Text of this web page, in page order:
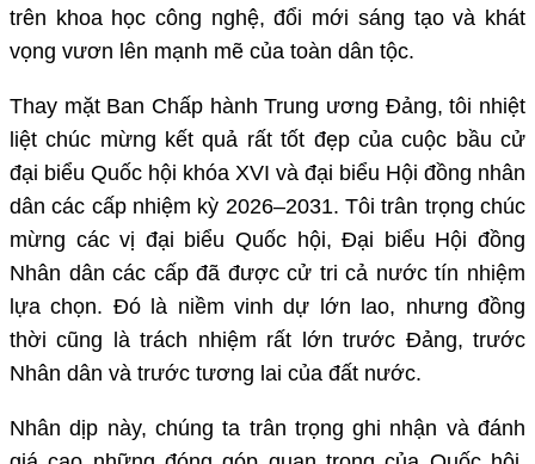
trên khoa học công nghệ, đổi mới sáng tạo và khát
vọng vươn lên mạnh mẽ của toàn dân tộc.
Thay mặt Ban Chấp hành Trung ương Đảng, tôi nhiệt
liệt chúc mừng kết quả rất tốt đẹp của cuộc bầu cử
đại biểu Quốc hội khóa XVI và đại biểu Hội đồng nhân
dân các cấp nhiệm kỳ 2026–2031. Tôi trân trọng chúc
mừng các vị đại biểu Quốc hội, Đại biểu Hội đồng
Nhân dân các cấp đã được cử tri cả nước tín nhiệm
lựa chọn. Đó là niềm vinh dự lớn lao, nhưng đồng
thời cũng là trách nhiệm rất lớn trước Đảng, trước
Nhân dân và trước tương lai của đất nước.
Nhân dịp này, chúng ta trân trọng ghi nhận và đánh